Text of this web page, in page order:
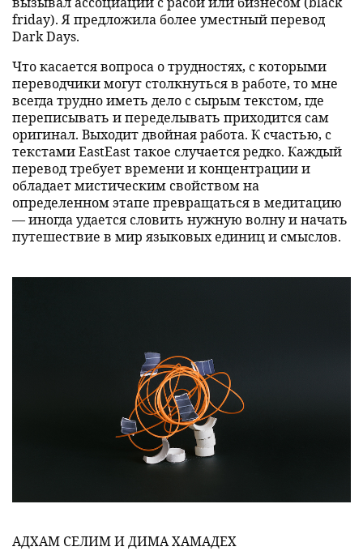
friday). Я предложила более уместный перевод
Dark Days.
Что касается вопроса о трудностях, с которыми
переводчики могут столкнуться в работе, то мне
всегда трудно иметь дело с сырым текстом, где
переписывать и переделывать приходится сам
оригинал. Выходит двойная работа. К счастью, с
текстами EastEast такое случается редко. Каждый
перевод требует времени и концентрации и
обладает мистическим свойством на
определенном этапе превращаться в медитацию
— иногда удается словить нужную волну и начать
путешествие в мир языковых единиц и смыслов.
АДХАМ СЕЛИМ И ДИМА ХАМАДЕХ